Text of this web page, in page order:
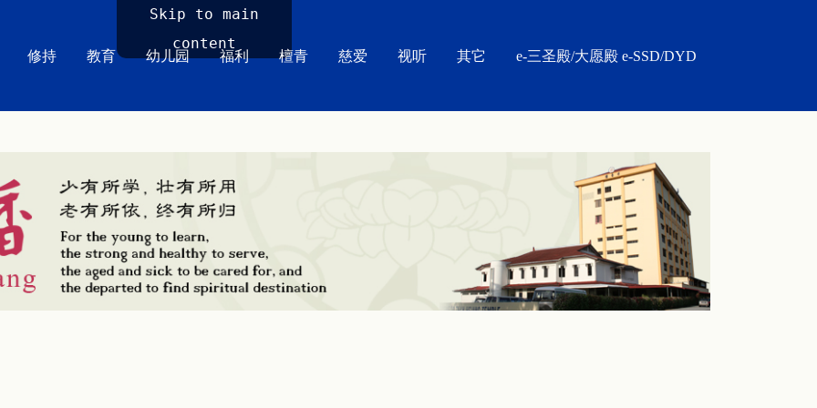
Skip to main
content
修持 教育 幼儿园 福利 檀青 慈爱 视听 其它 e-三圣殿/大愿殿 e-SSD/DYD